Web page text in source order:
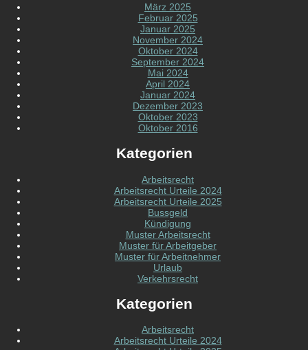
März 2025
Februar 2025
Januar 2025
November 2024
Oktober 2024
September 2024
Mai 2024
April 2024
Januar 2024
Dezember 2023
Oktober 2023
Oktober 2016
Kategorien
Arbeitsrecht
Arbeitsrecht Urteile 2024
Arbeitsrecht Urteile 2025
Bussgeld
Kündigung
Muster Arbeitsrecht
Muster für Arbeitgeber
Muster für Arbeitnehmer
Urlaub
Verkehrsrecht
Kategorien
Arbeitsrecht
Arbeitsrecht Urteile 2024